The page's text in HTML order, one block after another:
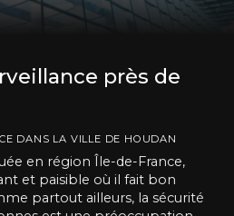
près de
DANS LA VILLE DE HOUDAN
en région Île-de-France,
et paisible où il fait bon
partout ailleurs, la sécurité